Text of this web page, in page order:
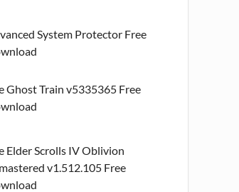
System Protector Free
Ghost Train v5335365 Free
Elder Scrolls IV Oblivion
v1.512.105 Free